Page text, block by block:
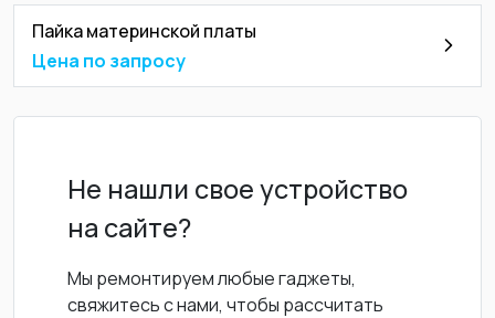
Пайка материнской платы
Цена по запросу
Не нашли свое устройство
на сайте?
Мы ремонтируем любые гаджеты,
свяжитесь с нами, чтобы рассчитать